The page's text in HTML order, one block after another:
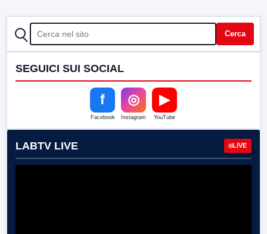
CERCA Cerca
SEGUICI SUI SOCIAL
f
Facebook
◎
Instagram
▶
YouTube
LABTV LIVE LIVE